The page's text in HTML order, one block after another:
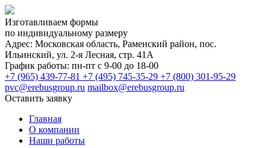
Изготавливаем формы
по индивидуальному размеру
Адрес: Московская область, Раменский район, пос.
Ильинский, ул. 2-я Лесная, стр. 41А
График работы: пн-пт с 9-00 до 18-00
+7 (965) 439-77-81 +7 (495) 745-35-29 +7 (800) 301-95-29
pvc@erebusgroup.ru mailbox@erebusgroup.ru
Оставить заявку
Главная
О компании
Наши работы